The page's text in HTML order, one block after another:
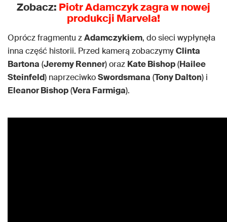
Zobacz: Piotr Adamczyk zagra w nowej
produkcji Marvela!
Oprócz fragmentu zAdamczykiem, do sieci wypłynęła
inna część historii. Przed kamerą zobaczymyClinta
Bartona (Jeremy Renner) oraz Kate Bishop(Hailee
Steinfeld) naprzeciwkoSwordsmana (Tony Dalton) i
Eleanor Bishop(Vera Farmiga).